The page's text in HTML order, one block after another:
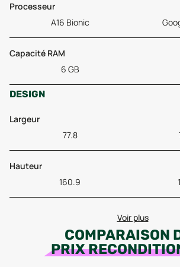
Processeur
A16 Bionic
Capacité RAM
6 GB
DESIGN
Largeur
77.8
Hauteur
160.9
Voir plus
COMPARAISON
PRIX